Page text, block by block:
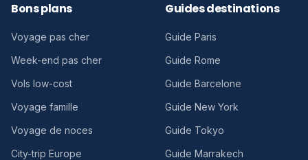
Bons plans
Voyage pas cher
Week-end pas cher
Vols low-cost
Voyage famille
Voyage de noces
City-trip Europe
Guides destinations
Guide Paris
Guide Rome
Guide Barcelone
Guide New York
Guide Tokyo
Guide Marrakech